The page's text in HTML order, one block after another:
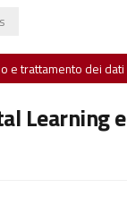
e trattamento dei dati
Learning e